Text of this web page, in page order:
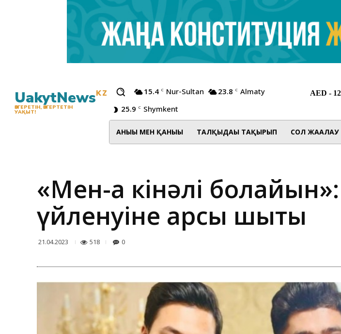
UakytNewsKZ
ӨЗГЕРЕТІН, ӨЗГЕРТЕТІН
УАҚЫТ!
15.4 C Nur-Sultan 23.8 C Almaty
25.9 C Shymkent
АНЫҒЫ МЕН ҚАНЫҒЫ ТАЛҚЫДАҒЫ ТАҚЫРЫП СОЛ ЖАҒАЛАУ
«Мен-ақ кінәлі
үйленуіне қарсы шықты
21.04.2023 518 0